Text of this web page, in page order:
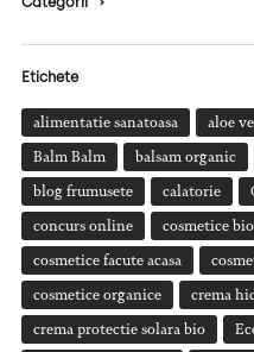
Etichete
alimentatie sanatoasa aloe
Balm Balm balsam organic
blog frumusete calatorie
concurs online cosmetice bio
cosmetice facute acasa
cosmetice organice crema
crema protectie solara bio